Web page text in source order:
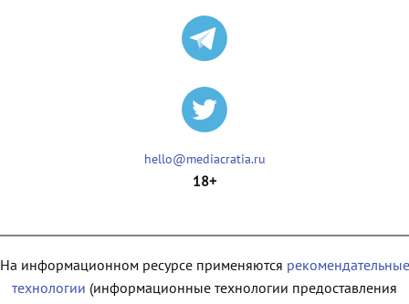
hello@mediacratia.ru
18+
На информационном ресурсе применяются рекомендательные
технологии (информационные технологии предоставления